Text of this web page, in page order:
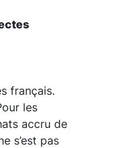
français.
les
accru de
s’est pas